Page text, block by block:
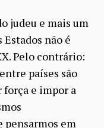
judeu e mais um
não é
Pelo contrário:
países são
e impor a
em